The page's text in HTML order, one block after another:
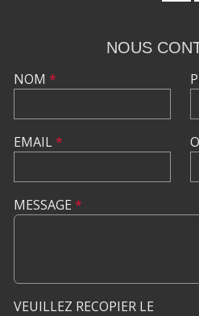
NOUS
NOM *
EMAIL*
MESSAGE *
VEUILLEZ RECOPIER LE